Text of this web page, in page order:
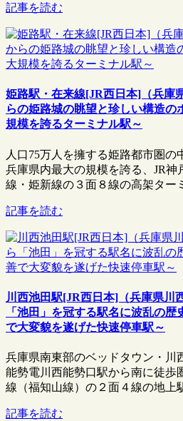
記事を読む
姫路駅・在来線[JR西日本]（兵庫
らの姫路城の眺望と珍しい構造の
規模を誇るターミナル駅～
人口75万人を擁する姫路都市圏の
兵庫県内最大の規模を誇る、JR神
線・姫新線の３面８線の高架ター
記事を読む
川西池田駅[JR西日本]（兵庫県川
「池田」を冠する駅名に波乱の
で大変貌を遂げた快速停車駅～
兵庫県南東部のベッドタウン・川
能勢電川西能勢口駅から南に徒歩
線（福知山線）の２面４線の地上
記事を読む